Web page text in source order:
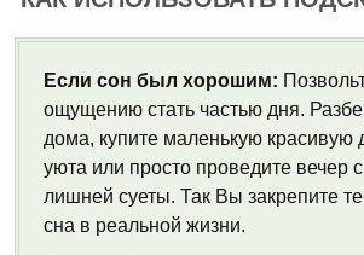
Если сон был хорошим:
ощущению стать частью дня.
дома, купите маленькую красивую
уюта или просто проведите вечер
лишней суеты. Так Вы закрепите
сна в реальной жизни.